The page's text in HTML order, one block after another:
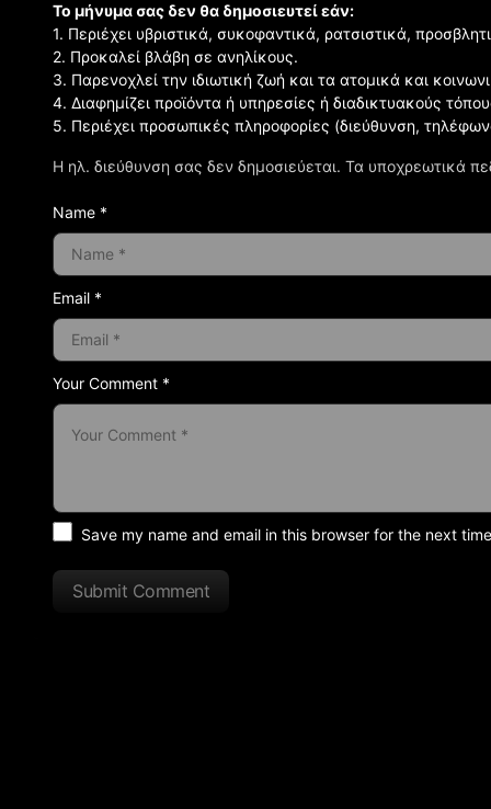
Η ηλ. διεύθυνση σας δεν δημοσιεύεται. Τα υποχρεωτικά
Your Comment *
Το μήνυμα σας δεν θα δημοσιευτεί εάν:
1. Περιέχει υβριστικά, συκοφαντικά, ρατσιστικά,
2. Προκαλεί βλάβη σε ανηλίκους.
3. Παρενοχλεί την ιδιωτική ζωή και τα ατομικά και
4. Διαφημίζει προϊόντα ή υπηρεσίες ή διαδικτυακούς
5. Περιέχει προσωπικές πληροφορίες (διεύθυνση,
Name *
Email *
Save my name and email in this browser for the next
Submit Comment